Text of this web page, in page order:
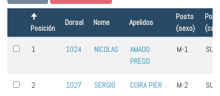
Posición
Dorsal Nome Apelidos
Posto
(sexo)
1 1024 NICOLAS
AMADO
PREGO
M-1
2 1027 SERGIO COIRA PIER M-2